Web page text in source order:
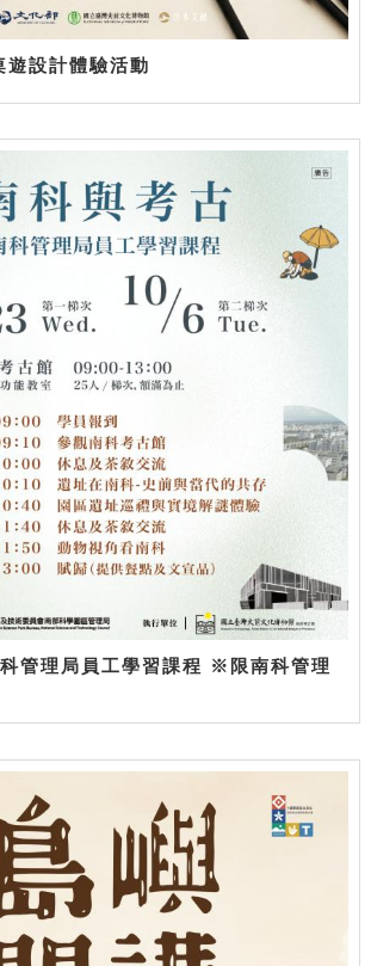
遊設計體驗活動
管理局員工學習課程 ※限南科管理